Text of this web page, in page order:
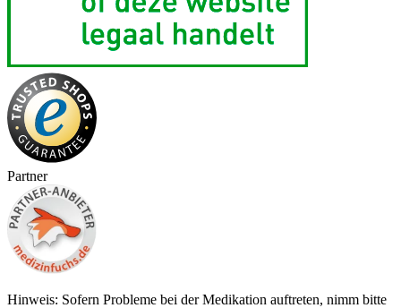
Partner
Hinweis: Sofern Probleme bei der Medikation auftreten, nimm bitte